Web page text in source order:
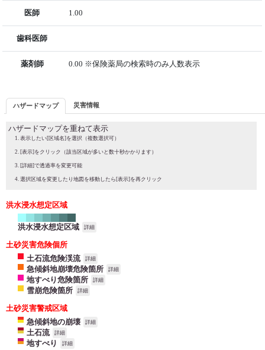
医師 1.00
歯科医師
薬剤師 0.00 ※保険薬局の検索時のみ人数表示
ハザードマップ 災害情報
ハザードマップを重ねて表示
表示したい[区域名]を選択（複数選択可）
[表示]をクリック（該当区域が多いと数十秒かかります）
[詳細]で透過率を変更可能
選択区域を変更したり地図を移動したら[表示]を再クリック
洪水浸水想定区域
洪水浸水想定区域 詳細
土砂災害危険個所
土石流危険渓流
詳細
急傾斜地崩壊危険箇所 詳細
地すべり危険箇所 詳細
雪崩危険箇所 詳細
土砂災害警戒区域
急傾斜地の崩壊
詳細
土石流 詳細
地すべり 詳細